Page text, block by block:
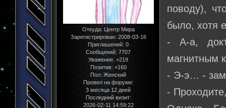
Откуда: Центр Мира
Зарегистрирован: 2008-03-16
Приглашений: 0
Сообщений: 7707
Уважение: +219
Позитив: +160
Пол:Женский
Провел на форуме:
3 месяца 12 дней
Последний визит:
2026-02-11 14:59:22
поводу),
было, хотя
- А-а,
магнитным
- Э-э… -
-